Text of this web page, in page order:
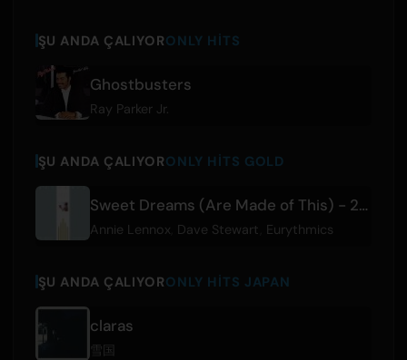
ŞU ANDA ÇALIYORONLY HITS
Ghostbusters
Ray Parker Jr.
ŞU ANDA ÇALIYORONLY HITS GOLD
Sweet Dreams (Are Made of This) - 2005 Remaster
Annie Lennox Dave Stewart Eurythmics
ŞU ANDA ÇALIYORONLY HITS JAPAN
claras
雪国